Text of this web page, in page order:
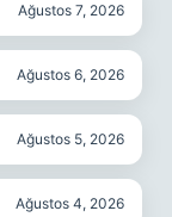
Ağustos 7, 2026
Ağustos 6, 2026
Ağustos 5, 2026
Ağustos 4, 2026